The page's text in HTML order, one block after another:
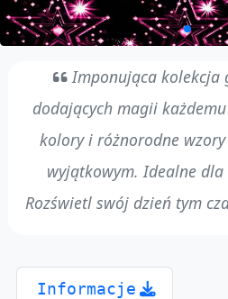
Imponująca kolekcja
dodających magii
kolory i różnorodne
wyjątkowym. Idealne dla
Rozświetl swój dzień tym
Informacje